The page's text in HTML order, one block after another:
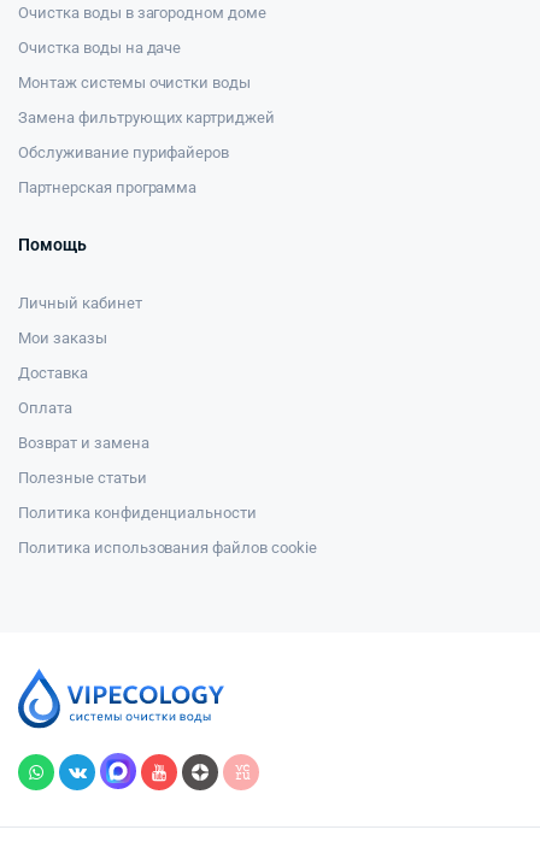
Очистка воды в загородном доме
Очистка воды на даче
Монтаж системы очистки воды
Замена фильтрующих картриджей
Обслуживание пурифайеров
Партнерская программа
Помощь
Личный кабинет
Мои заказы
Доставка
Оплата
Возврат и замена
Полезные статьи
Политика конфиденциальности
Политика использования файлов cookie